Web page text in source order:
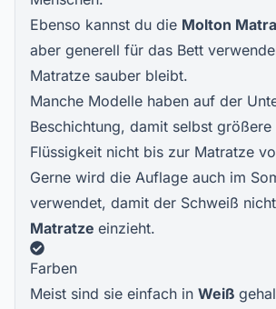
Ebenso kannst du die Molton
aber generell für das Bett
Matratze sauber bleibt.
Manche Modelle haben auf der
Beschichtung, damit selbst größere
Flüssigkeit nicht bis zur Matratze
Gerne wird die Auflage auch im
verwendet, damit der Schweiß
Matratze einzieht.
Farben
Meist sind sie einfach in Weiß